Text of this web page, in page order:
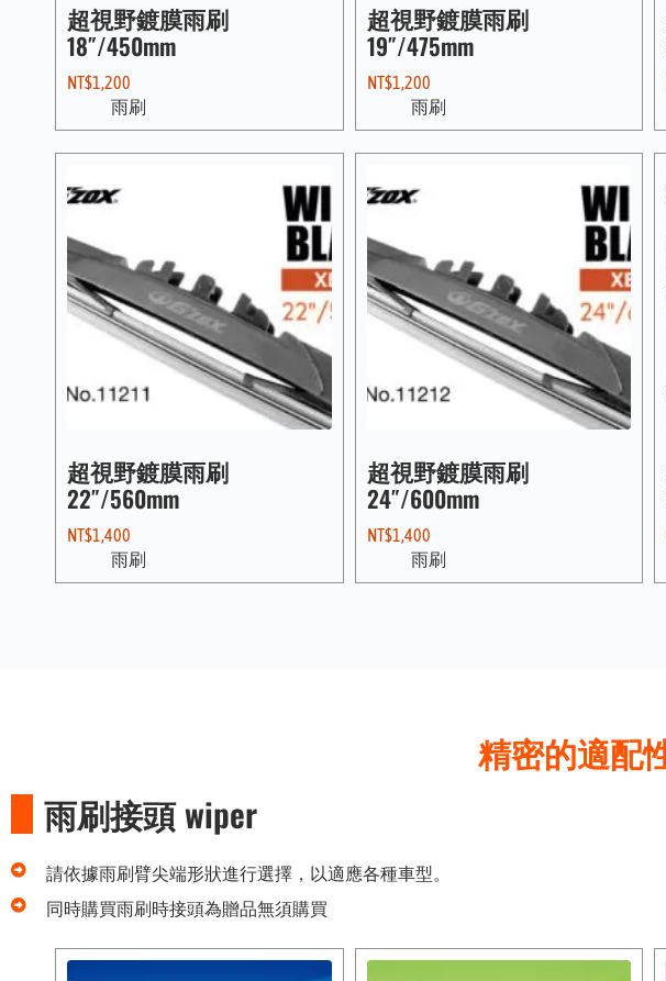
超視野鍍膜雨刷
18″/450mm
NT$1,200
雨刷
超視野鍍膜雨刷
19″/475mm
NT$1,200
雨刷
超視野鍍膜雨刷
22″/560mm
NT$1,400
雨刷
超視野鍍膜雨刷
24″/600mm
NT$1,400
雨刷
精密的適配
雨刷接頭 wiper
請依據雨刷臂尖端形狀進行選擇，以適應各種車型。
同時購買雨刷時接頭為贈品無須購買